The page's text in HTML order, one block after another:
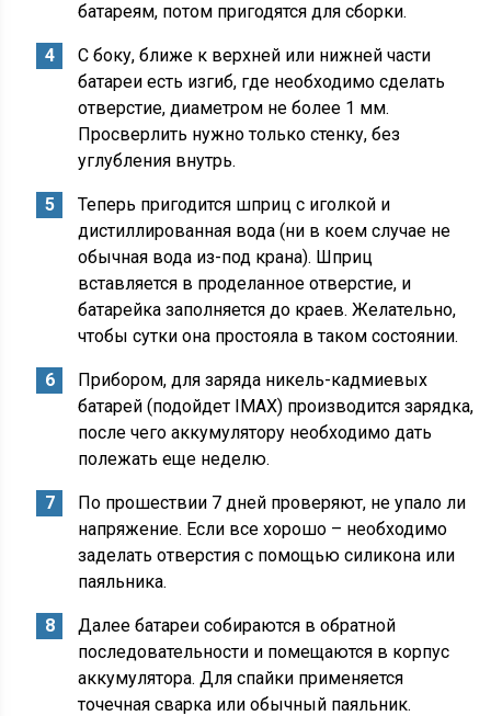
батареям, потом пригодятся для сборки.
С боку, ближе к верхней или нижней части
батареи есть изгиб, где необходимо сделать
отверстие, диаметром не более 1 мм.
Просверлить нужно только стенку, без
углубления внутрь.
Теперь пригодится шприц с иголкой и
дистиллированная вода (ни в коем случае не
обычная вода из-под крана). Шприц
вставляется в проделанное отверстие, и
батарейка заполняется до краев. Желательно,
чтобы сутки она простояла в таком состоянии.
Прибором, для заряда никель-кадмиевых
батарей (подойдет IMAX) производится зарядка,
после чего аккумулятору необходимо дать
полежать еще неделю.
По прошествии 7 дней проверяют, не упало ли
напряжение. Если все хорошо – необходимо
заделать отверстия с помощью силикона или
паяльника.
Далее батареи собираются в обратной
последовательности и помещаются в корпус
аккумулятора. Для спайки применяется
точечная сварка или обычный паяльник.